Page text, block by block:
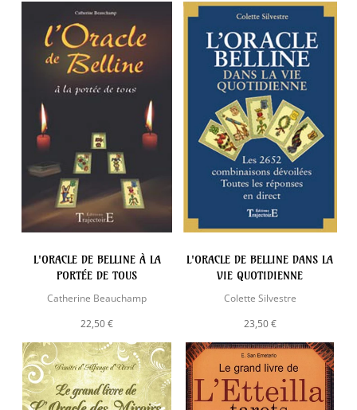
L'ORACLE DE BELLINE À LA
PORTÉE DE TOUS
Catherine Beauchamp
22,50 €
L'ORACLE DE BELLINE DANS LA
VIE QUOTIDIENNE
Colette Silvestre
23,50 €